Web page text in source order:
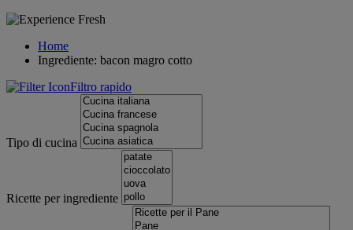
Home
Ingrediente: bacon magro cotto
Filtro rapido
Tipo di cucina
Ricette per ingrediente